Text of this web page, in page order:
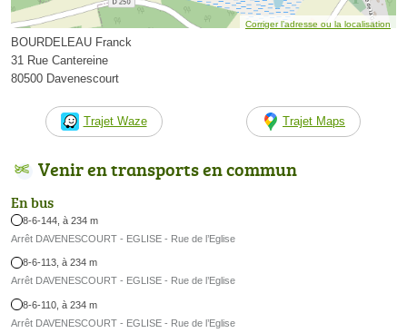
Corriger l’adresse ou la localisation
BOURDELEAU Franck
31 Rue Cantereine
80500 Davenescourt
Trajet Waze Trajet Maps
Venir en transports en commun
En bus
8-6-144, à 234 m
Arrêt DAVENESCOURT - EGLISE - Rue de l’Eglise
8-6-113, à 234 m
Arrêt DAVENESCOURT - EGLISE - Rue de l’Eglise
8-6-110, à 234 m
Arrêt DAVENESCOURT - EGLISE - Rue de l’Eglise